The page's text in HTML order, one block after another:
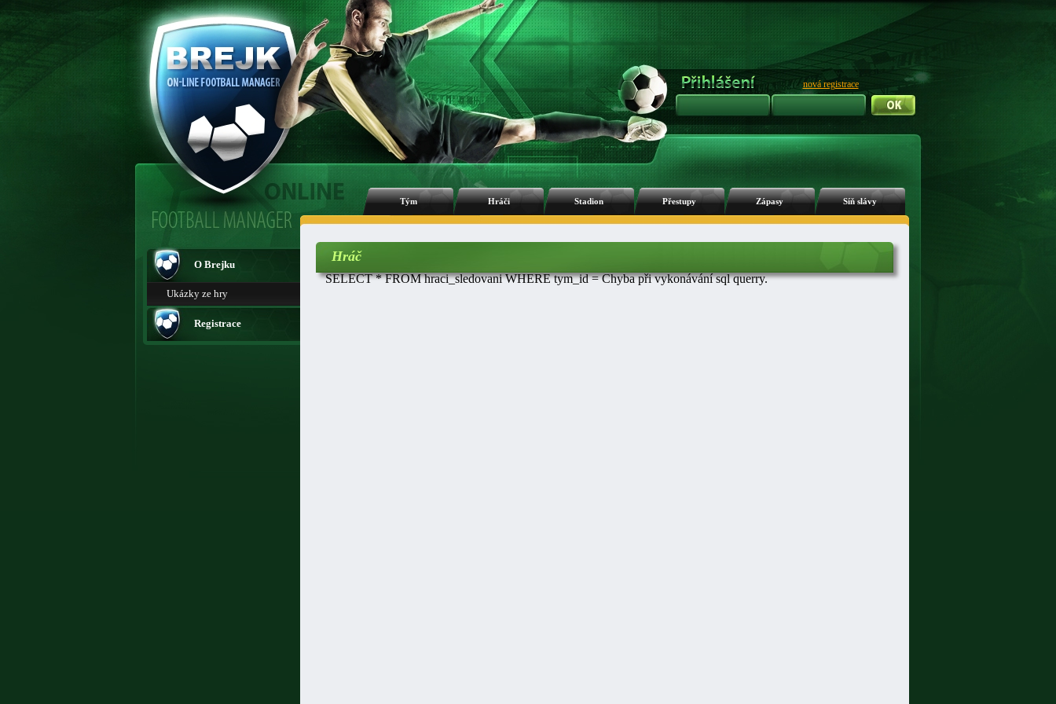
nová registrace
Tým Hráči Stadion Přestupy Zápasy Síň slávy
O Brejku
Ukázky ze hry
Registrace
Hráč
SELECT * FROM hraci_sledovani WHERE tym_id = Chyba při vykonávání sql querry.